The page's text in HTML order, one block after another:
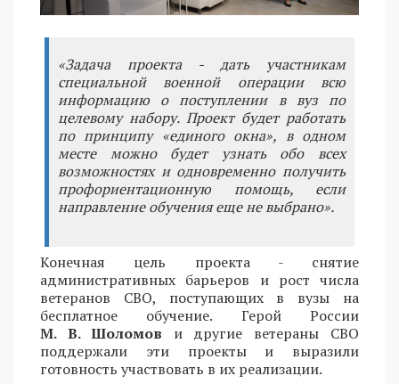
«Задача проекта - дать участникам
специальной военной операции всю
информацию о поступлении в вуз по
целевому набору. Проект будет работать
по принципу «единого окна», в одном
месте можно будет узнать обо всех
возможностях и одновременно получить
профориентационную помощь, если
направление обучения еще не выбрано».
Конечная цель проекта - снятие
административных барьеров и рост числа
ветеранов СВО, поступающих в вузы на
бесплатное обучение. Герой России
М. В. Шоломов и другие ветераны СВО
поддержали эти проекты и выразили
готовность участвовать в их реализации.